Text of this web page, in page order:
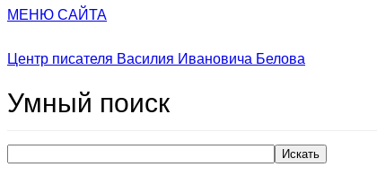
МЕНЮ САЙТА
Центр писателя Василия Ивановича Белова
Умный поиск
Искать